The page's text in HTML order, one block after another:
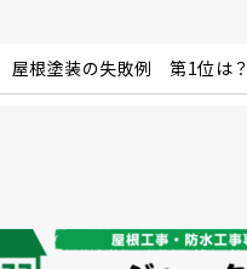
屋根塗装の失敗例 第1位は？